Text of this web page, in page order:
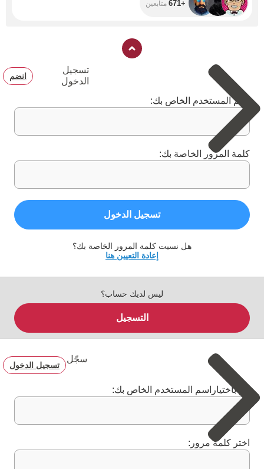
+671 متابعين
تسجيل
الدخول
انضم
اسم المستخدم الخاص بك:
كلمة المرور الخاصة بك:
تسجيل الدخول
هل نسيت كلمة المرور الخاصة بك؟
إعادة التعيين هنا
ليس لديك حساب؟
التسجيل
سجّل
تسجيل الدخول
قم باختياراسم المستخدم الخاص بك:
اختر كلمة مرور: